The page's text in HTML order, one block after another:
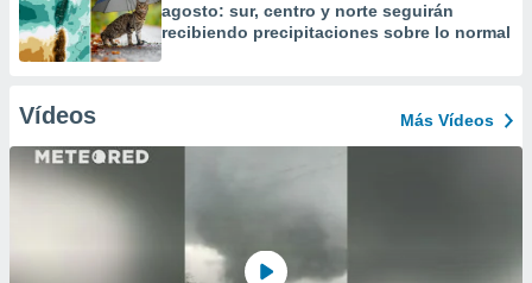
agosto: sur, centro y norte seguirán
recibiendo precipitaciones sobre lo normal
Vídeos Más Vídeos